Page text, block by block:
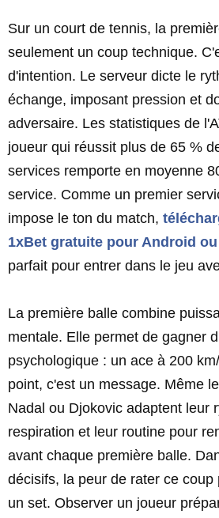
Sur un court de tennis, la
seulement un coup technique.
d'intention. Le serveur dicte le
échange, imposant pression et
adversaire. Les statistiques de
joueur qui réussit plus de 65 %
services remporte en moyenne
service. Comme un premier
impose le ton du match,
1xBet gratuite pour Android
parfait pour entrer dans le jeu
La première balle combine
mentale. Elle permet de gagner
psychologique : un ace à 200
point, c'est un message. Même
Nadal ou Djokovic adaptent leur
respiration et leur routine pour
avant chaque première balle.
décisifs, la peur de rater ce coup
un set. Observer un joueur